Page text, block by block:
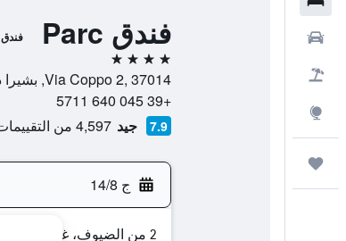
فندق Parc فندق
4 نجوم
Via Coppo 2, 37014, بشيرا ديل غاردا, فينيتو, إيطاليا
+39 045 640 5711
7.9 جيد 4,597 من التقييمات تم التحقق منها
ج 14/8
2 من الضيوف، غرفة واحدة